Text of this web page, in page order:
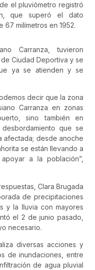
el pluviómetro registró
que superó el dato
milímetros en 1952.
Carranza, tuvieron
Ciudad Deportiva y se
ya se atienden y se
decir que la zona
Carranza en zonas
sino también en
que se
afectada; desde anoche
se están llevando a
a la población”,
Clara Brugada
de precipitaciones
y la lluvia con mayores
el 2 de junio pasado,
necesario.
diversas acciones y
de inundaciones, entre
de agua pluvial